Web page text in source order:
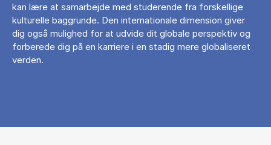
kan lære at samarbejde med studerende fra forskellige
kulturelle baggrunde. Den internationale dimension giver
dig også mulighed for at udvide dit globale perspektiv og
forberede dig på en karriere i en stadig mere globaliseret
verden.